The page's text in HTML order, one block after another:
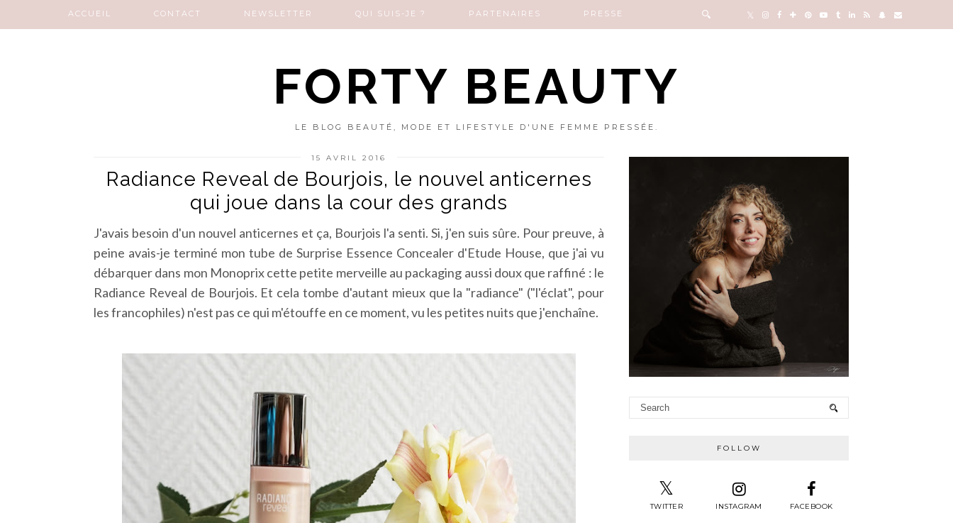
FORTY BEAUTY
LE BLOG BEAUTÉ, MODE ET LIFESTYLE D'UNE FEMME PRESSÉE.
ACCUEIL CONTACT NEWSLETTER QUI SUIS-JE ? PARTENAIRES PRESSE
15 AVRIL 2016
Radiance Reveal de Bourjois, le nouvel anticernes
qui joue dans la cour des grands
J'avais besoin d'un nouvel anticernes et ça, Bourjois l'a senti. Si, j'en suis sûre. Pour preuve, à
peine avais-je terminé mon tube de Surprise Essence Concealer d'Etude House, que j'ai vu
débarquer dans mon Monoprix cette petite merveille au packaging aussi doux que raffiné : le
Radiance Reveal de Bourjois. Et cela tombe d'autant mieux que la "radiance" ("l'éclat", pour
les francophiles) n'est pas ce qui m'étouffe en ce moment, vu les petites nuits que j'enchaîne.
FOLLOW
TWITTER INSTAGRAM FACEBOOK